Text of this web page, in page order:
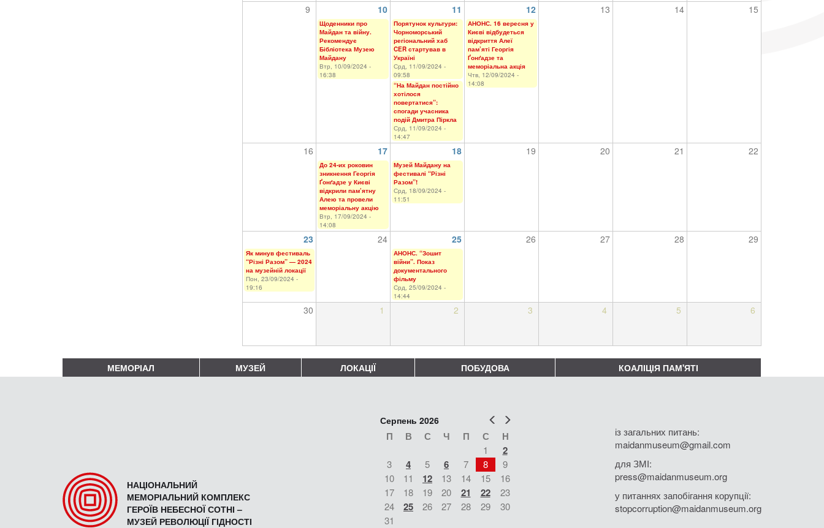
9 10 11 12 13 14 15
Щоденники про
Майдан та війну.
Рекомендує
Бібліотека Музею
Майдану
Втр, 10/09/2024 -
16:38
Порятунок культури:
Чорноморський
регіональний хаб
CER стартував в
Україні
Срд, 11/09/2024 -
09:58
“На Майдан постійно
хотілося
повертатися”:
спогади учасника
подій Дмитра Піркла
Срд, 11/09/2024 -
14:47
АНОНС. 16 вересня у
Києві відбудеться
відкриття Алеї
пам’яті Георгія
Ґонґадзе та
меморіальна акція
Чтв, 12/09/2024 -
14:08
16 17 18 19 20 21 22
До 24-их роковин
зникнення Георгія
Ґонґадзе у Києві
відкрили пам’ятну
Алею та провели
меморіальну акцію
Втр, 17/09/2024 -
14:08
Музей Майдану на
фестивалі “Різні
Разом”!
Срд, 18/09/2024 -
11:51
23 24 25 26 27 28 29
Як минув фестиваль
“Різні Разом” — 2024
на музейній локації
Пон, 23/09/2024 -
19:16
АНОНС. “Зошит
війни”. Показ
документального
фільму
Срд, 25/09/2024 -
14:44
30 1 2 3 4 5 6
МЕМОРІАЛ МУЗЕЙ ЛОКАЦІЇ ПОБУДОВА КОАЛІЦІЯ ПАМ'ЯТІ
НАЦІОНАЛЬНИЙ
МЕМОРІАЛЬНИЙ КОМПЛЕКС
ГЕРОЇВ НЕБЕСНОЇ СОТНІ –
МУЗЕЙ РЕВОЛЮЦІЇ ГІДНОСТІ
Попер
Серпень 2026
П В С Ч П С Н
1 2
3 4 5 6 7 8
9
10
11 12 13 14 15
16
17
18 19 20 21 22
23
24
25 26 27 28 29
30
31
із загальних питань:
maidanmuseum@gmail.com
для ЗМІ:
press@maidanmuseum.org
у питаннях запобігання корупції:
stopcorruption@maidanmuseum.org